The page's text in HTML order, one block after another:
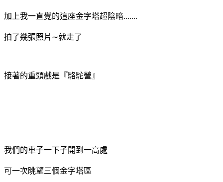
加上我一直覺的這座金字塔超陰暗.......
拍了幾張照片∼就走了
接著的重頭戲是『駱駝營』
我們的車子一下子開到一高處
可一次眺望三個金字塔區